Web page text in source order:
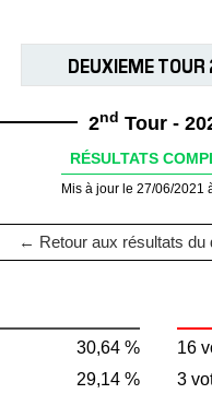
DEUXIEME
2nd Tour -
RÉSULTATS
Mis à jour le 27/06/2021
← Retour aux résultats du
30,64 %
29,14 %
16
3